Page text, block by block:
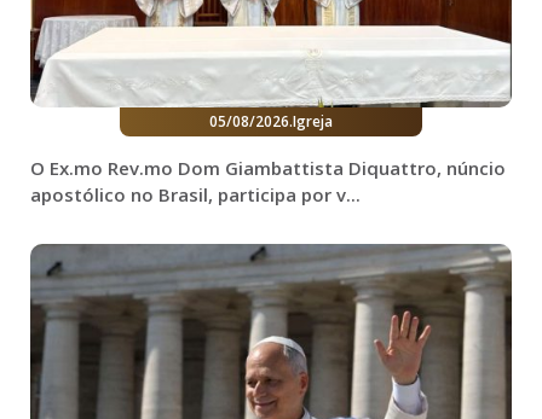
05/08/2026.Igreja
O Ex.mo Rev.mo Dom Giambattista Diquattro, núncio
apostólico no Brasil, participa por v...